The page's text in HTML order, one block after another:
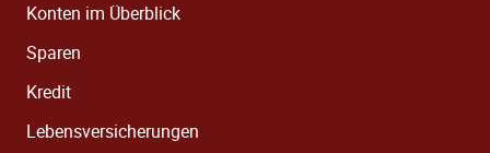
Konten im Überblick
Sparen
Kredit
Lebensversicherungen